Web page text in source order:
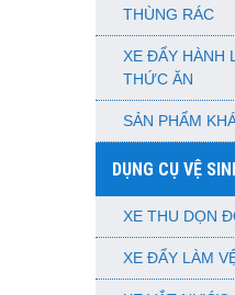
THÙNG RÁC
XE ĐẨY HÀNH
THỨC ĂN
SẢN PHẨM
DỤNG CỤ VỆ
XE THU DỌN
XE ĐẨY LÀM